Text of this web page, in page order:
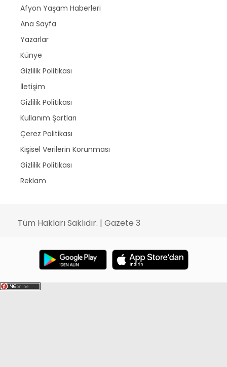
Afyon Yaşam Haberleri
Ana Sayfa
Yazarlar
Künye
Gizlilik Politikası
İletişim
Gizlilik Politikası
Kullanım Şartları
Çerez Politikası
Kişisel Verilerin Korunması
Gizlilik Politikası
Reklam
Tüm Hakları Saklıdır. | Gazete 3